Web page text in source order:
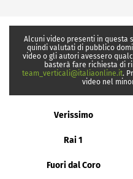
Alcuni video presenti in questa
quindi valutati di pubblico
video o gli autori avessero
basterà fare richiesta di
team_verticali@italiaonline.it.
video nel
Verissimo
Rai 1
Fuori dal Coro